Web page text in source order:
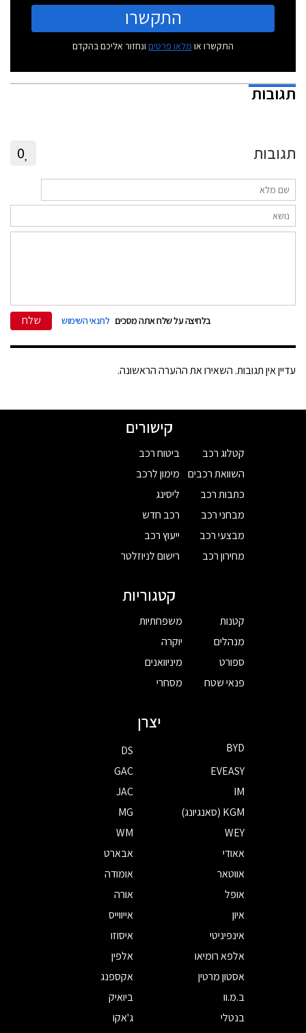
התקשרו
התקשרו או מלאו פרטים ונחזור אליכם בהקדם
תגובות
תגובות 0
בלחיצה על שלח אתה מסכים לתנאי השימוש שלח
עדיין אין תגובות. השאירו את ההערה הראשונה.
קישורים
קטלוג רכב
השוואת רכבים
כתבות רכב
מבחני רכב
מבצעי רכב
מחירון רכב
ביטוח רכב
מימון לרכב
ליסינג
רכב חדש
ייעוץ רכב
רישום לניוזלטר
קטגוריות
קטנות
מנהלים
ספורט
פנאי שטח
משפחתיות
יוקרה
מיניוואנים
מסחרי
יצרן
BYD
DS
EVEASY
GAC
IM
JAC
KGM (סאנגיונג)
MG
WEY
WM
אאודי
אבארט
אווטאר
אומודה
אופל
אורה
איון
אייווייס
אינפיניטי
איסוזו
אלפא רומיאו
אלפין
אסטון מרטין
אקספנג
ב.מ.וו
ביואיק
בנטלי
ג'אקו